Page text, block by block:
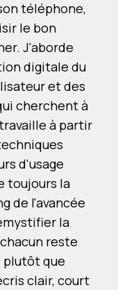
téléphone,
le bon
J'aborde
digitale du
et des
cherchent à
à partir
d'usage
toujours la
de l'avancée
la
reste
plutôt que
clair, court